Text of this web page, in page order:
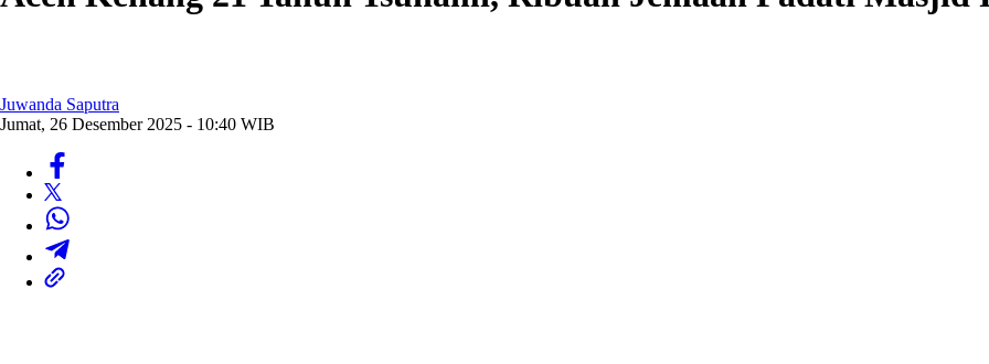
Juwanda Saputra
Jumat, 26 Desember 2025 - 10:40 WIB